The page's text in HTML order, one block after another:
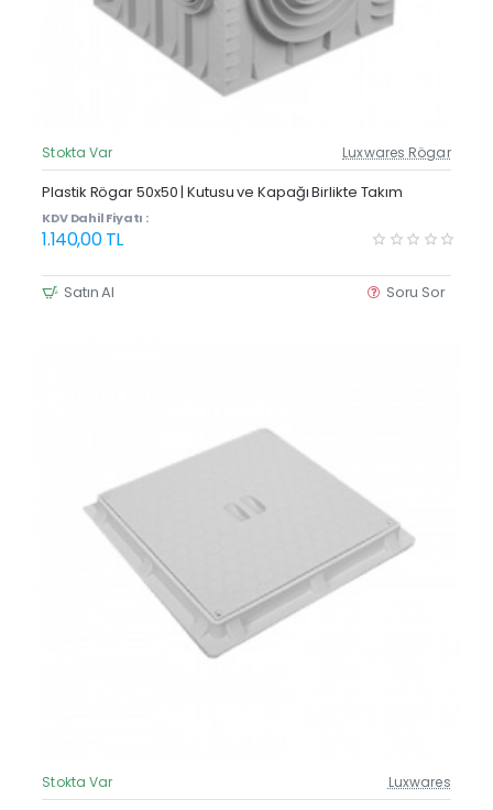
Güncel Fiyat
Stokta Var Luxwares Rögar
Plastik Rögar 50x50 | Kutusu ve Kapağı Birlikte Takım
KDV Dahil Fiyatı :
1.140,00 TL
Satın Al Soru Sor
Güncel Fiyat
Stokta Var Luxwares